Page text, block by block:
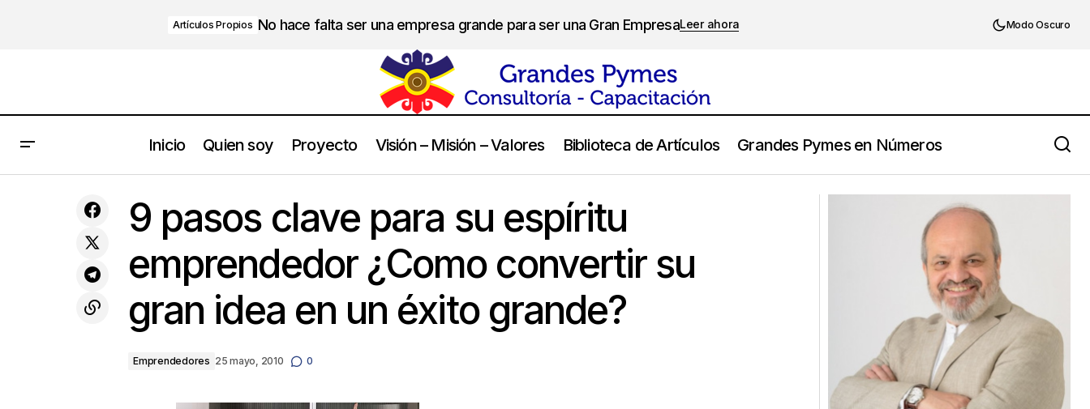
Artículos Propios No hace falta ser una empresa grande para ser una Gran EmpresaLeer ahora Modo Oscuro
Inicio Quien soy Proyecto Visión – Misión – Valores Biblioteca de Artículos Grandes Pymes en Números
Los jefes (no) saben escuchar
9 pasos clave para su espíritu emprendedor ¿Como convertir su gran idea en un éxito
grande?
Empresas Familiares: Hay que invertir
mas en capacitación
9 pasos clave para su espíritu
emprendedor ¿Como convertir su
gran idea en un éxito grande?
Emprendedores 25 mayo, 2010 0